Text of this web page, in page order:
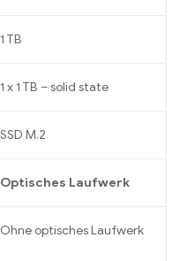
1 TB
1 x 1 TB – solid state
SSD M.2
Optisches Laufwerk
Ohne optisches Laufwerk